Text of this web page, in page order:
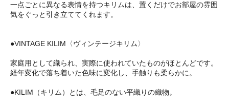
一点ごとに異なる表情を持つキリムは、置くだけでお部屋の雰囲
気をぐっと引き立ててくれます。
●VINTAGE KILIM〈ヴィンテージキリム〉
家庭用として織られ、実際に使われていたものがほとんどです。
経年変化で落ち着いた色味に変化し、手触りも柔らかに。
●KILIM（キリム）とは、毛足のない平織りの織物。